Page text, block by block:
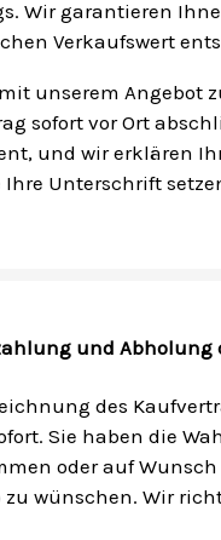
Wir garantieren
Verkaufswert
unserem Angebot
sofort vor Ort
und wir erklären
Ihre Unterschrift
und Abholung
des
Sie haben die
oder auf
zu wünschen. Wir